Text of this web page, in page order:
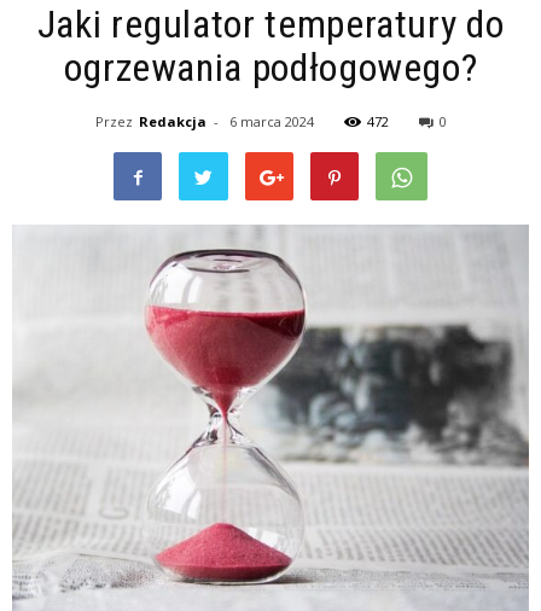
Jaki regulator temperatury do
ogrzewania podłogowego?
Przez Redakcja - 6 marca 2024 472 0